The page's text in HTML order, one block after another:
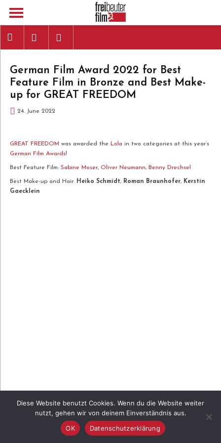
German Film Award 2022 for Best
Feature Film in Bronze and Best Make-
up for GREAT FREEDOM
24. June 2022
GREAT FREEDOM was awarded the Lola in two categories at this year’s
German Film Awards!
Best Feature Film: Sabine Moser, Oliver Neumann, Benny Drechsel
Best Make-up and Hair: Heiko Schmidt, Roman Braunhofer, Kerstin
Gaecklein
Diese Website benutzt Cookies. Wenn du die Website weiter
nutzt, gehen wir von deinem Einverständnis aus.
OK
Datenschutzerklärung